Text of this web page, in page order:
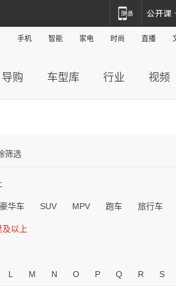
手机 智能 家电 时尚 直播
导购 车型库 行业 视频
筛选
豪华车 SUV MPV 跑车 旅行车
以上
L M N O P Q R S